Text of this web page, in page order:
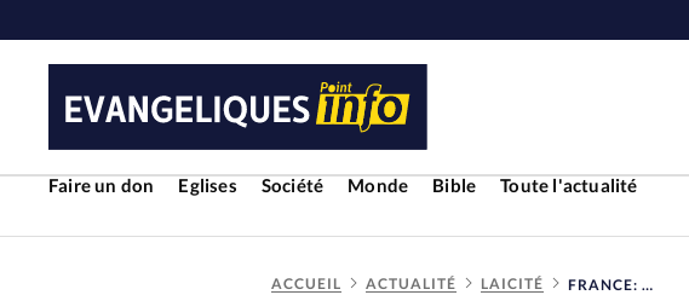
Faire un don Eglises Société Monde Bible
Toute l'actualité
ACCUEIL ACTUALITÉ LAICITÉ FRANCE: POLÉMIQUE AUTOUR D’UN MONUMENT DE JEAN-PAUL II